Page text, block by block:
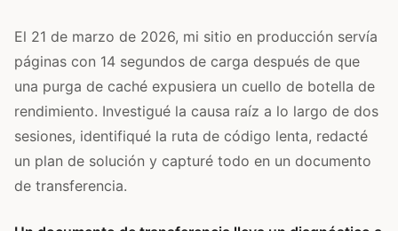
El 21 de marzo de 2026, mi sitio en producción servía
páginas con 14 segundos de carga después de que
una purga de caché expusiera un cuello de botella de
rendimiento. Investigué la causa raíz a lo largo de dos
sesiones, identifiqué la ruta de código lenta, redacté
un plan de solución y capturé todo en un documento
de transferencia.